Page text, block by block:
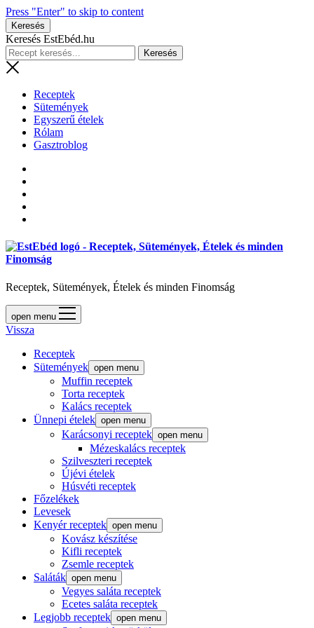
Press "Enter" to skip to content
Keresés
Keresés EstEbéd.hu
Receptek
Sütemények
Egyszerű ételek
Rólam
Gasztroblog
Receptek, Sütemények, Ételek és minden Finomság
open menu
Vissza
Receptek
Sütemények open menu
Muffin receptek
Torta receptek
Kalács receptek
Ünnepi ételek open menu
Karácsonyi receptek open menu
Mézeskalács receptek
Szilveszteri receptek
Újévi ételek
Húsvéti receptek
Főzelékek
Levesek
Kenyér receptek open menu
Kovász készítése
Kifli receptek
Zsemle receptek
Saláták open menu
Vegyes saláta receptek
Ecetes saláta receptek
Legjobb receptek open menu